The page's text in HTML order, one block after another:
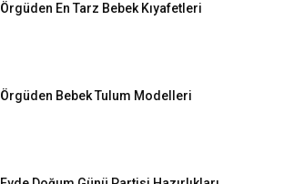
Örgüden En Tarz Bebek Kıyafetleri
Örgüden Bebek Tulum Modelleri